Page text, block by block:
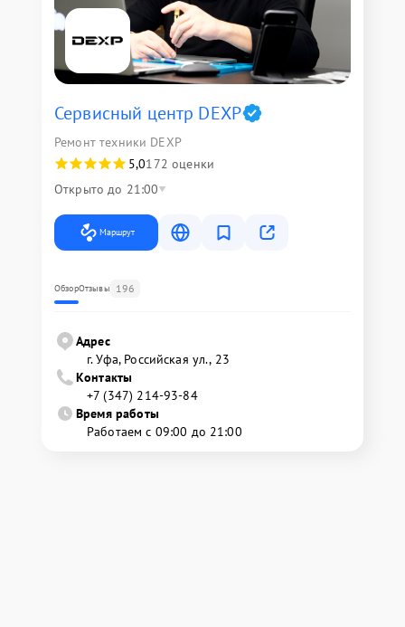
Сервисный центр DEXP
Ремонт техники DEXP
5,0172 оценки
Открыто до 21:00
Маршрут
ОбзорОтзывы 196
Адрес
г. Уфа, Российская ул., 23
Контакты
+7 (347) 214-93-84
Время работы
Работаем с 09:00 до 21:00